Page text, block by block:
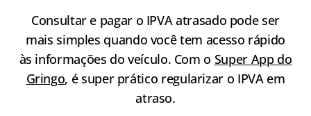
Consultar e pagar o IPVA atrasado pode ser
mais simples quando você tem acesso rápido
às informações do veículo. Com o Super App do
Gringo, é super prático regularizar o IPVA em
atraso.